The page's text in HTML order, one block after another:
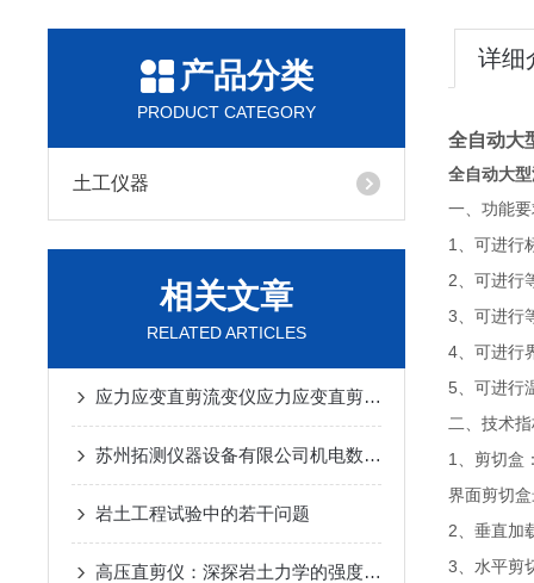
产品分类
PRODUCT CATEGORY
土工仪器
相关文章
RELATED ARTICLES
应力应变直剪流变仪应力应变直剪流变仪
苏州拓测仪器设备有限公司机电数控高压直剪仪的研发和使用说明
岩土工程试验中的若干问题
高压直剪仪：深探岩土力学的强度标尺
详细
全自动大
全自动大
一、功能
1、可进行
2、可进行
3、可进行
4、可进行
5、可进行
二、技术
1、剪切盒
界面剪切
2、垂直加
3、水平剪